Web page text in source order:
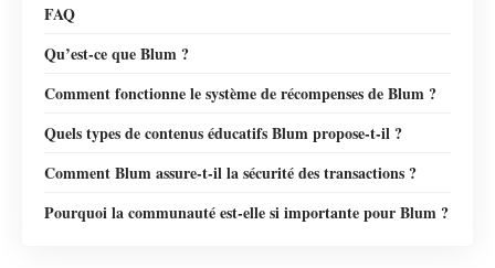
FAQ
Qu’est-ce que Blum ?
Comment fonctionne le système de récompenses de Blum ?
Quels types de contenus éducatifs Blum propose-t-il ?
Comment Blum assure-t-il la sécurité des transactions ?
Pourquoi la communauté est-elle si importante pour Blum ?